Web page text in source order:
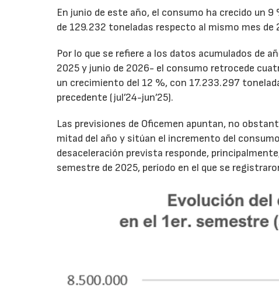
En junio de este año, el consumo ha crecido un
de 129.232 toneladas respecto al mismo mes de
Por lo que se refiere a los datos acumulados de
2025 y junio de 2026- el consumo retrocede
un crecimiento del 12 %, con 17.233.297
precedente (jul’24-jun’25).
Las previsiones de Oficemen apuntan, no
mitad del año y sitúan el incremento del
desaceleración prevista responde,
semestre de 2025, período en el que se